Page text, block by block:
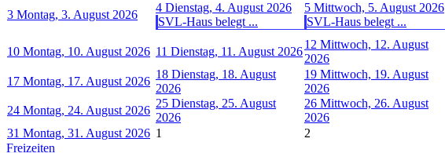
3 Montag, 3. August 2026
4 Dienstag, 4. August 2026
SVL-Haus belegt ...
5 Mittwoch, 5. August 2026
SVL-Haus belegt ...
10 Montag, 10. August 2026 11 Dienstag, 11. August 2026
12 Mittwoch, 12. August
2026
17 Montag, 17. August 2026
18 Dienstag, 18. August
2026
19 Mittwoch, 19. August
2026
24 Montag, 24. August 2026
25 Dienstag, 25. August
2026
26 Mittwoch, 26. August
2026
31 Montag, 31. August 2026 1 2
Freizeiten